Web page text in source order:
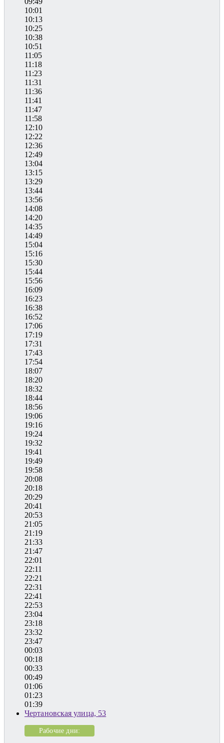
10:01
10:13
10:25
10:38
10:51
11:05
11:18
11:23
11:31
11:36
11:41
11:47
11:58
12:10
12:22
12:36
12:49
13:04
13:15
13:29
13:44
13:56
14:08
14:20
14:35
14:49
15:04
15:16
15:30
15:44
15:56
16:09
16:23
16:38
16:52
17:06
17:19
17:31
17:43
17:54
18:07
18:20
18:32
18:44
18:56
19:06
19:16
19:24
19:32
19:41
19:49
19:58
20:08
20:18
20:29
20:41
20:53
21:05
21:19
21:33
21:47
22:01
22:11
22:21
22:31
22:41
22:53
23:04
23:18
23:32
23:47
00:03
00:18
00:33
00:49
01:06
01:23
01:39
Чертановская улица, 53
Рабочие дни: